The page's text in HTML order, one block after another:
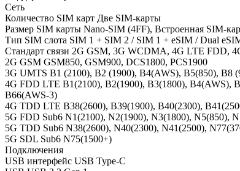
Сеть
Количество SIM карт Две SIM-карты
Размер SIM карты Nano-SIM (4FF), Встроенная SIM-
Тип SIM слота SIM 1 + SIM 2 / SIM 1 + eSIM / Dual
Стандарт связи 2G GSM, 3G WCDMA, 4G LTE FDD,
2G GSM GSM850, GSM900, DCS1800, PCS1900
3G UMTS B1 (2100), B2 (1900), B4(AWS), B5(850), B8
4G FDD LTE B1(2100), B2(1900), B3(1800), B4(AWS),
B66(AWS-3)
4G TDD LTE B38(2600), B39(1900), B40(2300),
5G FDD Sub6 N1(2100), N2(1900), N3(1800), N5(850),
5G TDD Sub6 N38(2600), N40(2300), N41(2500),
5G SDL Sub6 N75(1500+)
Подключения
USB интерфейс USB Type-C